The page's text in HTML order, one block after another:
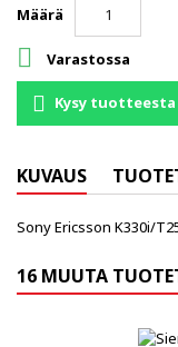
Määrä
 Varastossa
Kysy tuotteesta
KUVAUS
Sony Ericsson K330i/
16 MUUTA